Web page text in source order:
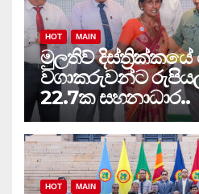
HOT MAIN
මුලතිව්
වගාකරුවන්ට
22.7ක සහනාධාර..
HOT MAIN